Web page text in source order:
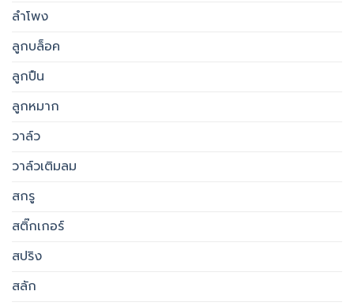
ลำโพง
ลูกบล็อค
ลูกปืน
ลูกหมาก
วาล์ว
วาล์วเติมลม
สกรู
สติ๊กเกอร์
สปริง
สลัก